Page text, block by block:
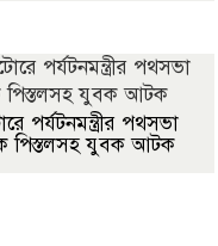
পর্যটনমন্ত্রীর পথসভা
পিস্তলসহ যুবক আটক